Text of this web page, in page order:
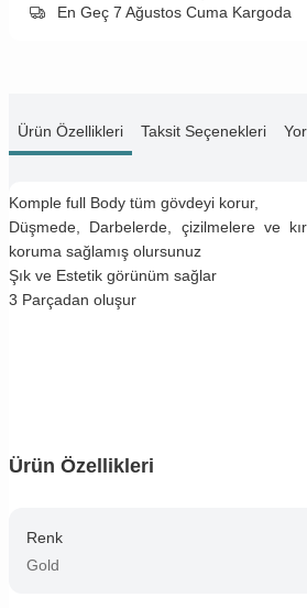
En Geç 7 Ağustos Cuma Kargoda
Ürün Özellikleri Taksit Seçenekleri
Komple full Body tüm gövdeyi korur,
Düşmede, Darbelerde, çizilmelere ve
koruma sağlamış olursunuz
Şık ve Estetik görünüm sağlar
3 Parçadan oluşur
Ürün Özellikleri
Renk
Gold